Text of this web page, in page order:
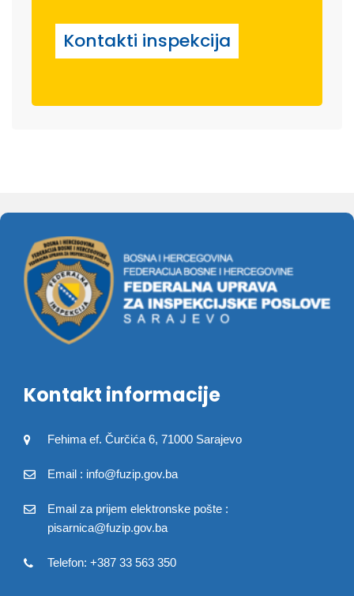
Kontakti inspekcija
Kontakt informacije
Fehima ef. Čurčića 6, 71000 Sarajevo
Email : info@fuzip.gov.ba
Email za prijem elektronske pošte :
pisarnica@fuzip.gov.ba
Telefon: +387 33 563 350